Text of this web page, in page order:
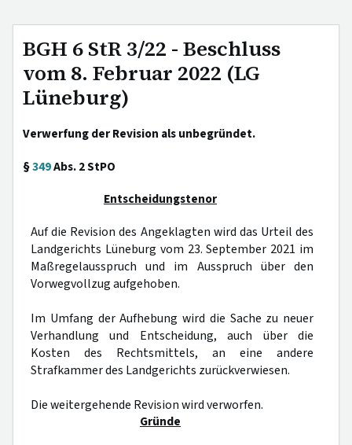
BGH 6 StR 3/22 - Beschluss
vom 8. Februar 2022 (LG
Lüneburg)
Verwerfung der Revision als unbegründet.
§349Abs. 2 StPO
Entscheidungstenor
Auf die Revision des Angeklagten wird das Urteil des
Landgerichts Lüneburg vom 23. September 2021 im
Maßregelausspruch und im Ausspruch über den
Vorwegvollzug aufgehoben.
Im Umfang der Aufhebung wird die Sache zu neuer
Verhandlung und Entscheidung, auch über die
Kosten des Rechtsmittels, an eine andere
Strafkammer des Landgerichts zurückverwiesen.
Die weitergehende Revision wird verworfen.
Gründe